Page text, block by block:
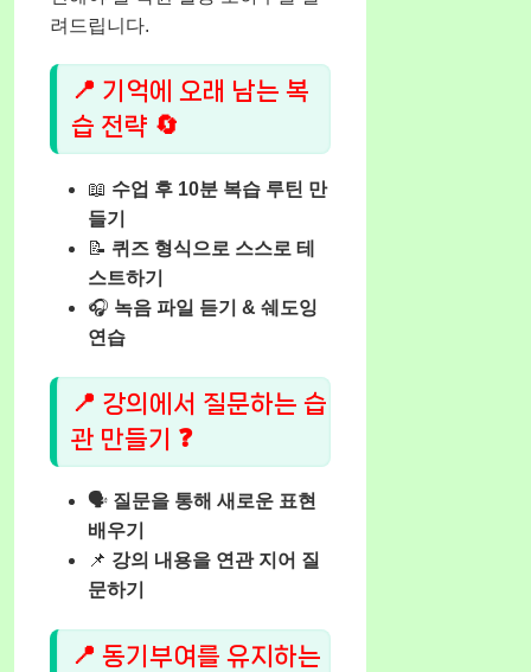
려드립니다.
📍 기억에 오래 남는 복
습 전략 🔄
📖 수업 후 10분 복습 루틴 만
들기
📝 퀴즈 형식으로 스스로 테
스트하기
🎧 녹음 파일 듣기 & 쉐도잉
연습
📍 강의에서 질문하는 습
관 만들기 ❓
🗣️ 질문을 통해 새로운 표현
배우기
📌 강의 내용을 연관 지어 질
문하기
📍 동기부여를 유지하는